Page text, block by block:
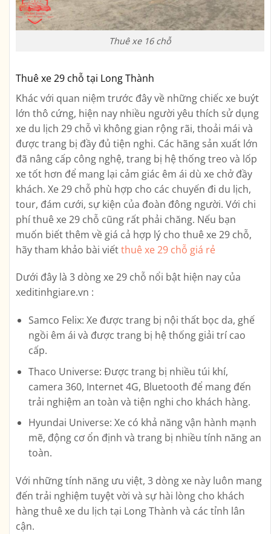
Thuê xe 16 chỗ
Thuê xe 29 chỗ tại Long Thành
Khác với quan niệm trước đây về những chiếc xe buýt
lớn thô cứng, hiện nay nhiều người yêu thích sử dụng
xe du lịch 29 chỗ vì không gian rộng rãi, thoải mái và
được trang bị đầy đủ tiện nghi. Các hãng sản xuất lớn
đã nâng cấp công nghệ, trang bị hệ thống treo và lốp
xe tốt hơn để mang lại cảm giác êm ái dù xe chở đầy
khách. Xe 29 chỗ phù hợp cho các chuyến đi du lịch,
tour, đám cưới, sự kiện của đoàn đông người. Với chi
phí thuê xe 29 chỗ cũng rất phải chăng. Nếu bạn
muốn biết thêm về giá cả hợp lý cho thuê xe 29 chỗ,
hãy tham khảo bài viếtthuê xe 29 chỗ giá rẻ
Dưới đây là 3 dòng xe 29 chỗ nổi bật hiện nay của
xeditinhgiare.vn :
Samco Felix: Xe được trang bị nội thất bọc da, ghế
ngồi êm ái và được trang bị hệ thống giải trí cao
cấp.
Thaco Universe: Được trang bị nhiều túi khí,
camera 360, Internet 4G, Bluetooth để mang đến
trải nghiệm an toàn và tiện nghi cho khách hàng.
Hyundai Universe: Xe có khả năng vận hành mạnh
mẽ, động cơ ổn định và trang bị nhiều tính năng an
toàn.
Với những tính năng ưu việt, 3 dòng xe này luôn mang
đến trải nghiệm tuyệt vời và sự hài lòng cho khách
hàng thuê xe du lịch tại Long Thành và các tỉnh lân
cận.